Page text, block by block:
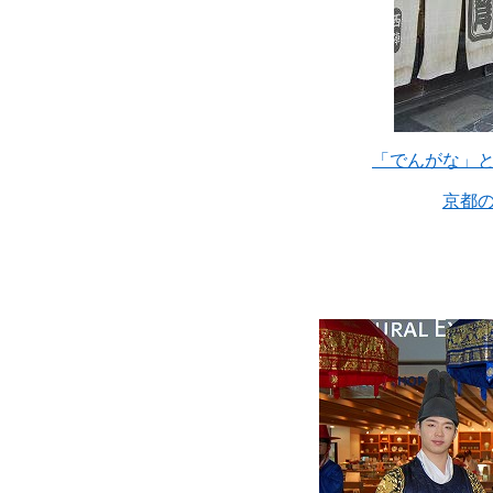
「でんがな」
京都